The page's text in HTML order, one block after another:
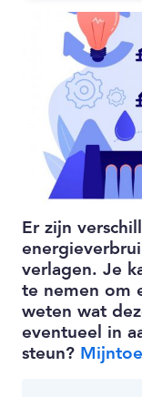
Er zijn
verlagen. Je
te nemen om
weten wat
eventueel in
steun?